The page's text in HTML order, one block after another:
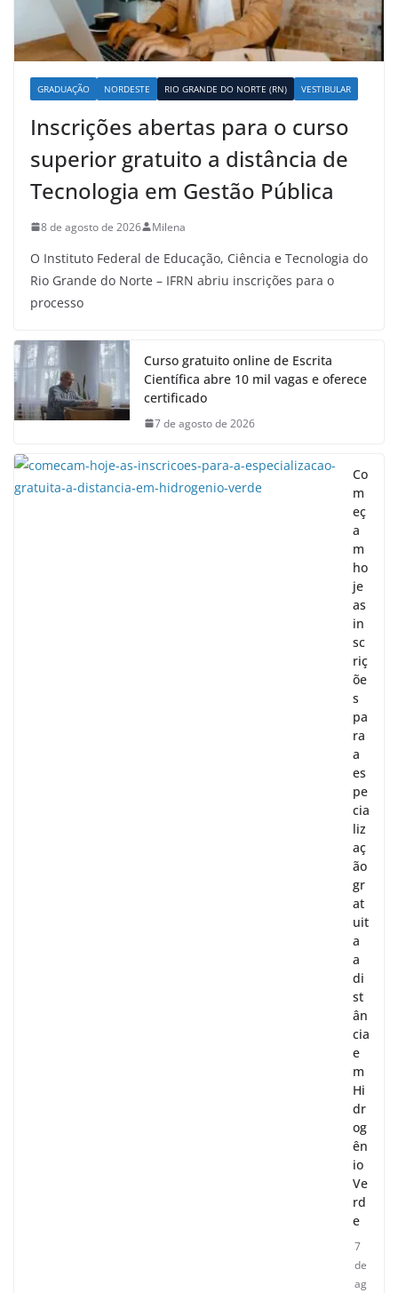
GRADUAÇÃO NORDESTE RIO GRANDE DO NORTE (RN) VESTIBULAR
Inscrições abertas para o curso
superior gratuito a distância de
Tecnologia em Gestão Pública
8 de agosto de 2026 Milena
O Instituto Federal de Educação, Ciência e Tecnologia do
Rio Grande do Norte – IFRN abriu inscrições para o
processo
Curso gratuito online de Escrita
Científica abre 10 mil vagas e oferece
certificado
7 de agosto de 2026
Co
m
eç
a
m
ho
je
as
in
sc
riç
õe
s
pa
ra
a
es
pe
cia
liz
aç
ão
gr
at
uit
a
a
di
st
ân
cia
e
m
Hi
dr
og
ên
io
Ve
rd
e
7
de
ag